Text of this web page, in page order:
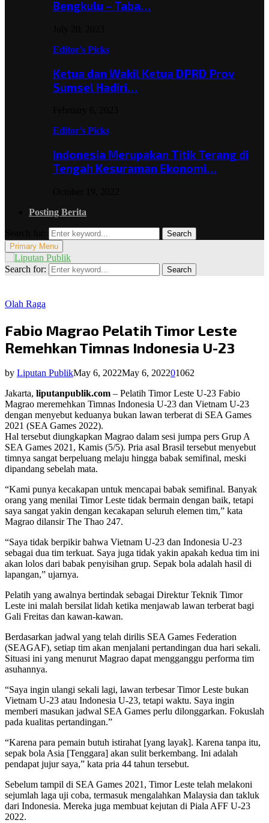
Bengkulu – Taba…
Editor's Picks
Ketua dan Wakil Ketua DPRD Prov
Sumsel Hadiri…
Editor's Picks
Indonesia Merupakan Titik Terang di
Tengah Kesuraman Ekonomi…
Posting Berita
Search
Primary Menu
Search for: Search
Olah Raga
Fabio Magrao Pelatih Timor Leste
Remehkan Timnas Indonesia U-23
by Liputan PublikMay 6, 2022May 6, 202201062
Jakarta, liputanpublik.com – Pelatih Timor Leste U-23 Fabio
Magrao meremehkan Timnas Indonesia U-23 dan Vietnam U-23
dengan menyebut keduanya bukan lawan terberat di SEA Games
2021 (SEA Games 2022).
Hal tersebut diungkapkan Magrao dalam sesi jumpa pers Grup A
SEA Games 2021, Kamis (5/5). Pria asal Brasil tersebut menyebut
timnya sangat berpeluang melaju hingga babak semifinal, meski
dipandang sebelah mata.
“Kami punya kecakapan untuk mencapai babak semifinal. Banyak
orang yang menilai Timor Leste tidak bermain dengan baik, tetapi
saya sangat yakin dengan kecakapan seluruh elemen tim,” kata
Magrao dilansir The Thao 247.
“Saya tidak berpikir bahwa Vietnam U-23 dan Indonesia U-23
sebagai dua tim terkuat. Saya juga tidak yakin apakah kedua tim ini
akan lolos dari babak penyisihan grup. Sepak bola adalah hasil di
lapangan,” ujarnya.
Pelatih yang awalnya bertindak sebagai Direktur Teknik Timor
Leste ini malah bersilat lidah ketika menjawab lawan terberat bagi
Gali Freitas dan kawan-kawan.
Berdasarkan jadwal yang telah dirilis SEA Games Federation
(SEAGAF), setiap tim akan menjalani pertandingan dua hari sekali.
Situasi ini yang menurut Magrao dapat mengganggu performa tim
asuhannya.
“Saya ingin ulangi sekali lagi, lawan terbesar Timor Leste bukan
Vietnam U-23 atau Indonesia U-23, tetapi waktu. Saya ingin
memberi masukan jadwal SEA Games perlu dilonggarkan. Fokuslah
pada kualitas pertandingan.”
“Karena para pemain butuh istirahat [yang layak]. Karena tanpa itu,
sepak bola Asia [Tenggara] akan sulit berkembang. Ini adalah
pendapat jujur saya,” kata pria 44 tahun tersebut.
Sebelum tampil di SEA Games 2021, Timor Leste telah melakoni
sejumlah laga uji coba, termasuk mengalahkan Malaysia dan takluk
dari Indonesia. Mereka juga membuat kejutan di Piala AFF U-23
2022.